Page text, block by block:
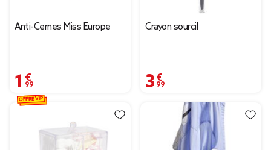
Anti-Cernes Miss Europe
1,99 €
Crayon sourcil
3,99 €
OFFRE VIP